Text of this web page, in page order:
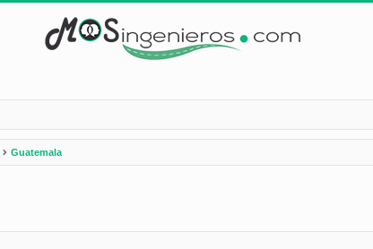
Guatemala